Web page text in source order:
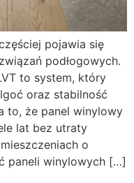
pojawia się
podłogowych.
to system, który
oraz stabilność
to, że panel winylowy
lat bez utraty
o
paneli winylowych […]